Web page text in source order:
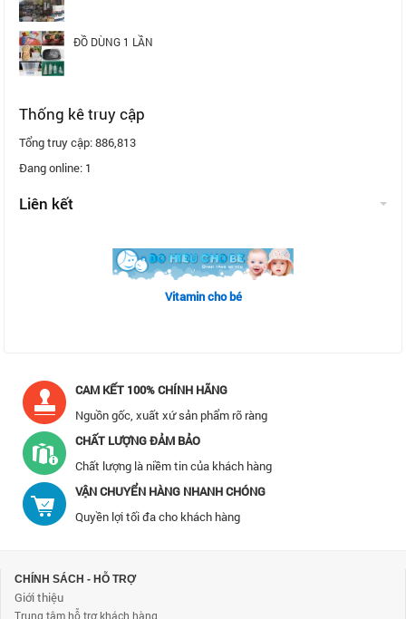
ĐỒ DÙNG 1 LẦN
Thống kê truy cập
Tổng truy cập:886,813
Đang online: 1
Liên kết
Vitamin cho bé
CAM KẾT 100% CHÍNH HÃNG
Nguồn gốc, xuất xứ sản phẩm rõ ràng
CHẤT LƯỢNG ĐẢM BẢO
Chất lượng là niềm tin của khách hàng
VẬN CHUYỂN HÀNG NHANH CHÓNG
Quyền lợi tối đa cho khách hàng
CHÍNH SÁCH - HỖ TRỢ
Giới thiệu
Trung tâm hỗ trợ khách hàng